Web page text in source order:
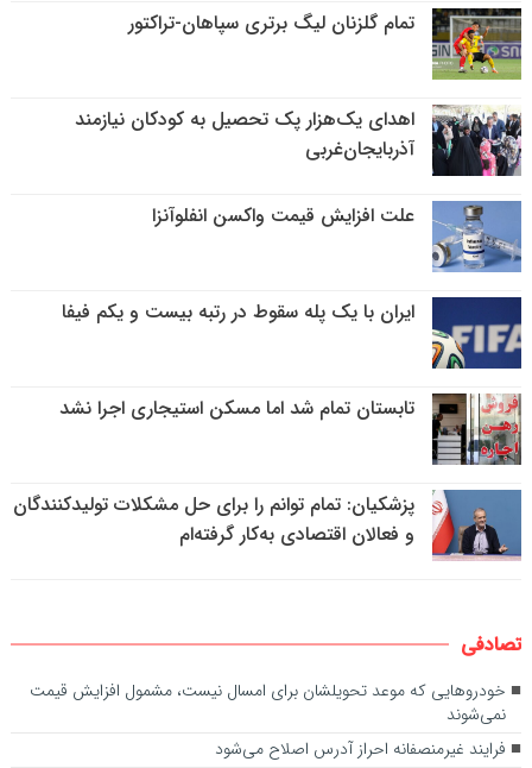
تمام گلزنان لیگ‌ برتری سپاهان-تراکتور
اهدای یک‌هزار پک تحصیل به کودکان نیازمند
آذربایجان‌غربی
علت افزایش قیمت واکسن انفلوآنزا
ایران با یک پله سقوط در رتبه بیست و یکم فیفا
تابستان تمام شد اما مسکن استیجاری اجرا نشد
پزشکیان: تمام توانم را برای حل مشکلات تولیدکنندگان
و فعالان اقتصادی به‌کار گرفته‌ام
تصادفی
خودرو‌هایی که موعد تحویلشان برای امسال نیست، مشمول افزایش قیمت
نمی‌شوند
فرایند غیرمنصفانه احراز آدرس اصلاح می‌شود